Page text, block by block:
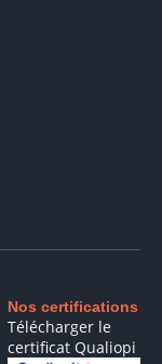
Nos certifications
Télécharger le
certificat Qualiopi